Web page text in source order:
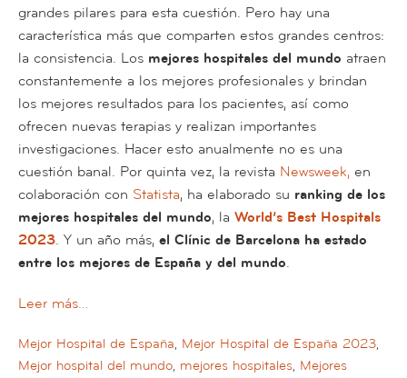
grandes pilares para esta cuestión. Pero hay una
característica más que comparten estos grandes centros:
la consistencia. Los mejores hospitales del mundo atraen
constantemente a los mejores profesionales y brindan
los mejores resultados para los pacientes, así como
ofrecen nuevas terapias y realizan importantes
investigaciones. Hacer esto anualmente no es una
cuestión banal. Por quinta vez, la revista Newsweek, en
colaboración con Statista, ha elaborado su ranking de los
mejores hospitales del mundo, la World’s Best Hospitals
2023. Y un año más, el Clínic de Barcelona ha estado
entre los mejores de España y del mundo.
Leer más…
Mejor Hospital de España, Mejor Hospital de España 2023,
Mejor hospital del mundo, mejores hospitales, Mejores